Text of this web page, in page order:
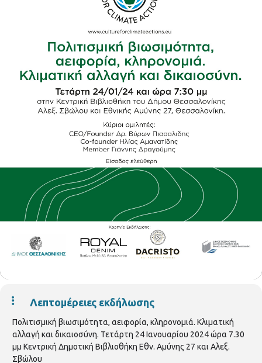
Λεπτομέρειες εκδήλωσης
Πολιτισμική βιωσιμότητα, αειφορία, κληρονομιά. Κλιματική
αλλαγή και δικαιοσύνη. Τετάρτη 24 Ιανουαρίου 2024 ώρα 7.30
μμ Κεντρική Δημοτική Βιβλιοθήκη Εθν. Αμύνης 27 και Αλεξ.
Σβώλου